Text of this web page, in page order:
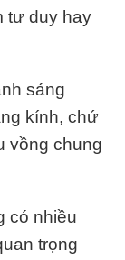
tư duy hay
sáng
kính, chứ
vồng chung
có nhiều
trọng